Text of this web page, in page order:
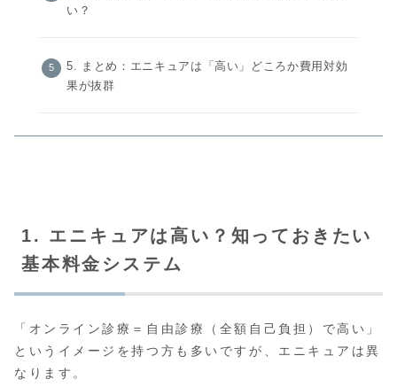
い？
5. まとめ：エニキュアは「高い」どころか費用対効
果が抜群
1. エニキュアは高い？知っておきたい
基本料金システム
「オンライン診療＝自由診療（全額自己負担）で高い」
というイメージを持つ方も多いですが、エニキュアは異
なります。